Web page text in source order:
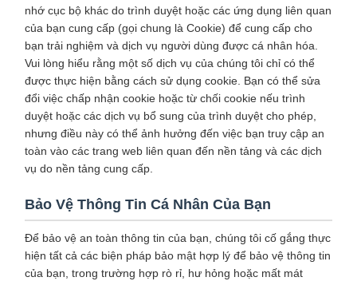
nhớ cục bộ khác do trình duyệt hoặc các ứng dụng liên quan
của bạn cung cấp (gọi chung là Cookie) để cung cấp cho
bạn trải nghiệm và dịch vụ người dùng được cá nhân hóa.
Vui lòng hiểu rằng một số dịch vụ của chúng tôi chỉ có thể
được thực hiện bằng cách sử dụng cookie. Bạn có thể sửa
đổi việc chấp nhận cookie hoặc từ chối cookie nếu trình
duyệt hoặc các dịch vụ bổ sung của trình duyệt cho phép,
nhưng điều này có thể ảnh hưởng đến việc bạn truy cập an
toàn vào các trang web liên quan đến nền tảng và các dịch
vụ do nền tảng cung cấp.
Bảo Vệ Thông Tin Cá Nhân Của Bạn
Để bảo vệ an toàn thông tin của bạn, chúng tôi cố gắng thực
hiện tất cả các biện pháp bảo mật hợp lý để bảo vệ thông tin
của bạn, trong trường hợp rò rỉ, hư hỏng hoặc mất mát